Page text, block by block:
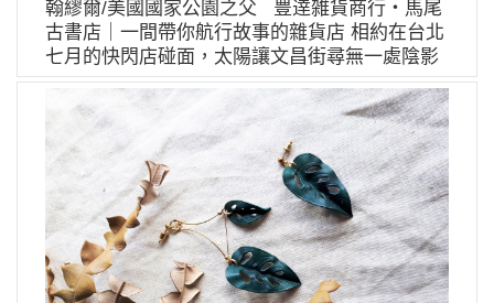
破不堪乘著魔法的力量轉化成富麗輝煌的耀眼，
不會因時間一到而稍縱即逝，成為世人永恆傳唱
的珍寶。整個品牌的概念就是透過不斷創新的設
計，創造不被潮流或時間所取代的永久性飾品。
創作的風格則是延續歐美古董飾品的精緻與低調
奢華，其中又帶有一點現代時尚的簡約個性，利
用不同素材的拼裝，結合出古典文藝與現代美學
交織的作品。 伊日好物 YIRI GOODS 官方網站
伊日好物 YIRI GOODS instagram Cinder
Umbrella instagram Cinder Umbrella facebook
與手沖和甜點結合的「午茶時光」活動，就是與
身邊夥伴共同執行，而接下來也會延伸出 Open
Studio 的相關活動，讓工作室能以陶出發，成為
揉捏更多可能性的地方。 最後的最後，我們的談
話出現更多生活中的瑣事，笑著說自己是金牛座
且追求高效率的她，把事情都安排在今天，稍晚
還有個工作室拍攝，也許會在原本不是安排給做
陶的時間裡，順勢多做幾件作品。既務實又直率
的個性，養成了 Kuwado 容易親近的形象，而青
蛙則成為品牌表露真實最好的象徵。就像 Kuku
上課總對學員說的，陶土會記憶你對它做的事
情，直接表現在成品上。 Kuwado｜ 來自 kuku
中，她在織布的過程中感到心靜、踏實，甚至是
被織布這個過程療癒，與它取得巧妙的平衡。如
其名，郁媚在織造的創作過程中找到生活的出
口，在針織的世界裡感到安心，誇大的說，是有
點依賴這片舒適圈。靈活的針織技法，就像郁媚
給我的感覺，能透過各種生活經驗，去談及每個
問題的答案，把自己的彈性拉到最大，似乎想法
自然會成型。 比起加緊腳步建立品牌的模樣，
她分享在 RCA 時教授鼓勵學生去發展創作的各
種型態。它可以是日常衣物，也可以是靜物雕
塑，又或是一場動態展演，郁媚想花更多心思去
探尋針織的在這其中的可能性。受困於疫情的她
翰繆爾/美國國家公園之父 豊逹雑貨商行‧馬尾
古書店｜一間帶你航行故事的雜貨店 相約在台北
七月的快閃店碰面，太陽讓文昌街尋無一處陰影
可躲，在總算抵達店門口的時候卻暑意全消，映
入眼簾的是個奇幻櫥窗 ── 無法判斷年代的布偶
中，錯置幾本兒童繪本，上頭掛著異國明信片串
起的旗幟。除了早期的塑料玩具本身具有強烈配
色外，由於傳統印刷品大多是原色墨水，所以能
夠統整一塊斑斕的色彩，且拿捏得宜的視覺畫
面，這佈置力道確實相當用心，尤其店內溫度，
認真是夏天的救贖，值得光顧店裡的人給老闆一
個掌聲。 曾與日本聯繫工作多年，從打扮，就能